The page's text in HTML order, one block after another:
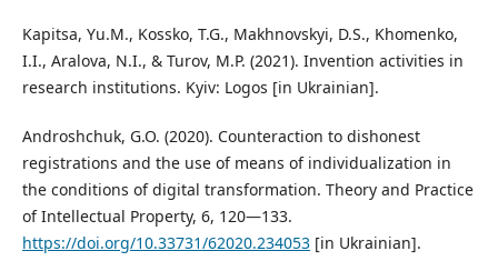
Kapitsa, Yu.M., Kossko, T.G., Makhnovskyi, D.S., Khomenko,
I.I., Aralova, N.I., & Turov, M.P. (2021). Invention activities in
research institutions. Kyiv: Logos [in Ukrainian].
Androshchuk, G.O. (2020). Counteraction to dishonest
registrations and the use of means of individualization in
the conditions of digital transformation. Theory and Practice
of Intellectual Property, 6, 120—133.
https://doi.org/10.33731/62020.234053[in Ukrainian].